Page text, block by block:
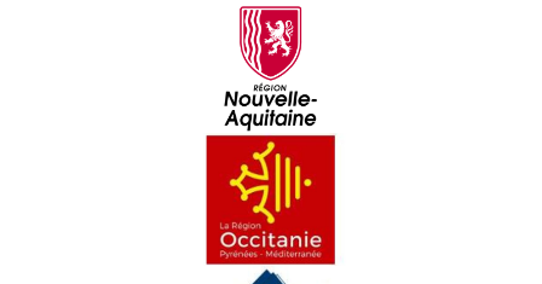
Maishanta lenga : Era Sauta Banassa
Croc'stane (3)
Doctors de Trobar
Maishanta Lenga : Los Hilhs de la Montanha